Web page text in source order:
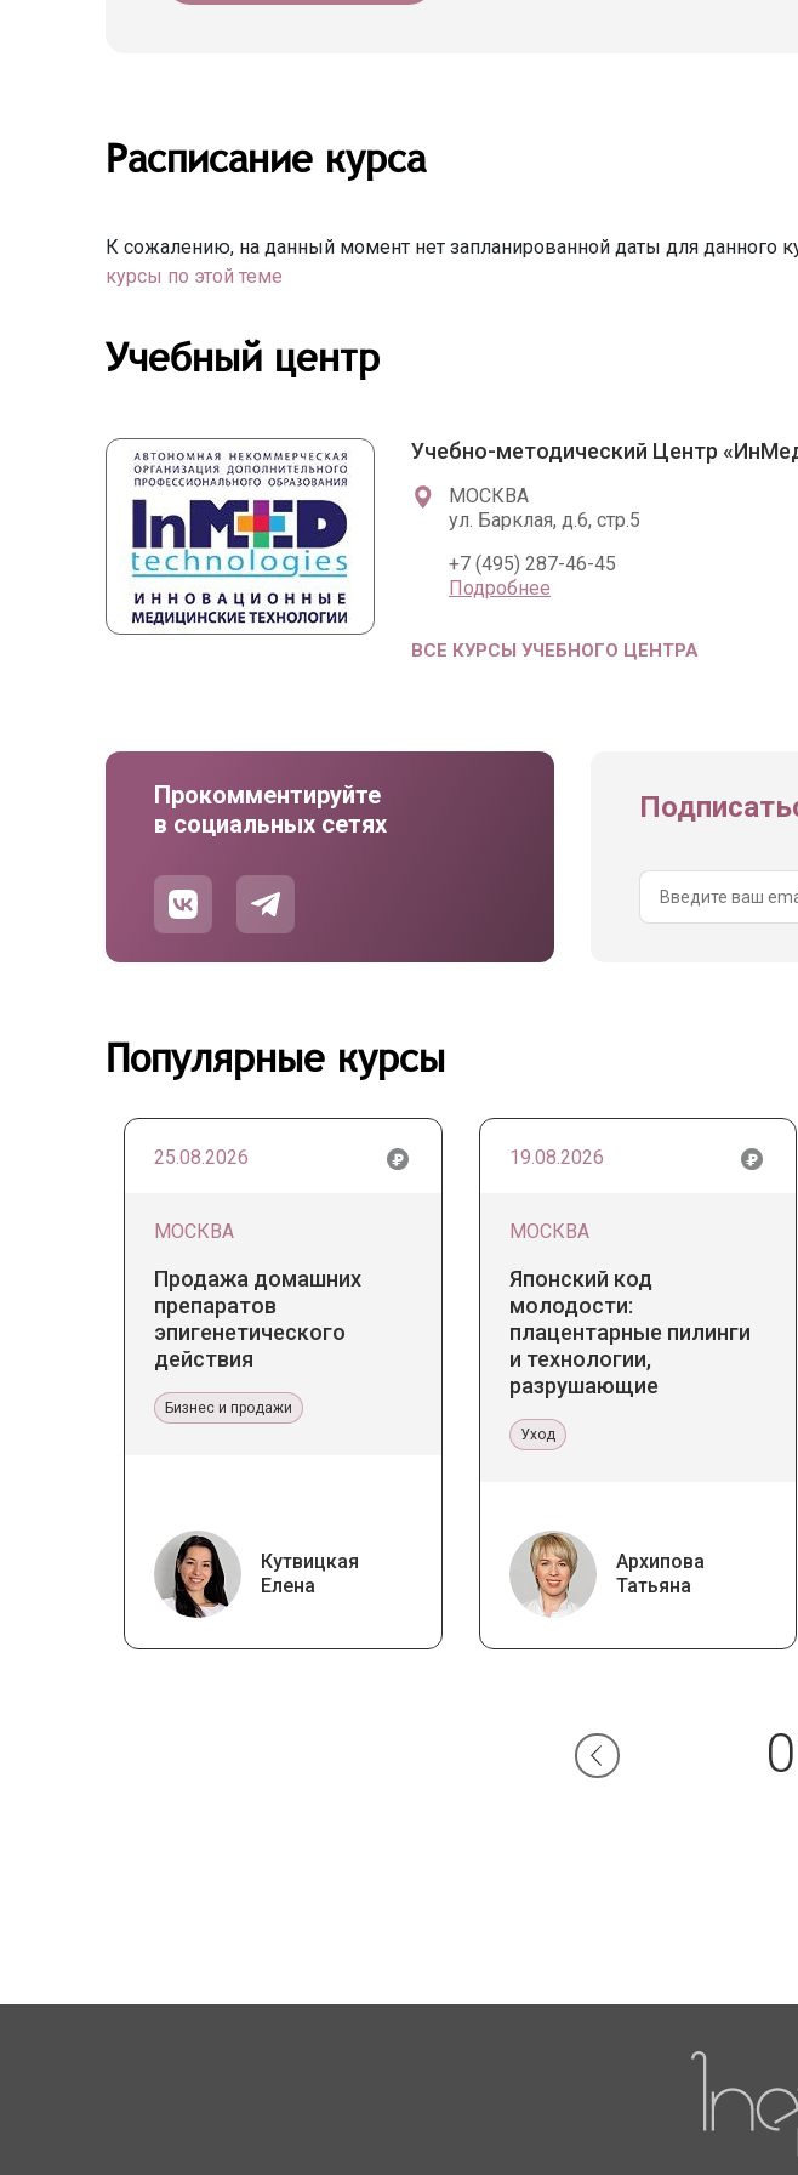
Расписание курса
К сожалению, на данный момент нет запланированной даты для данного
курсы по этой теме
Учебный центр
Учебно-методический Центр
МОСКВА
ул. Барклая, д.6, стр.5
+7 (495) 287-46-45
Подробнее
ВСЕ КУРСЫ УЧЕБНОГО ЦЕНТРА
Прокомментируйте
в социальных сетях
Популярные курсы
25.08.2026
МОСКВА
Продажа домашних
препаратов
эпигенетического
действия
Бизнес и продажи
Кутвицкая
Елена
19.08.2026
МОСКВА
Японский код
молодости:
плацентарные пилинги
и технологии,
разрушающие
Уход
Архипова
Татьяна